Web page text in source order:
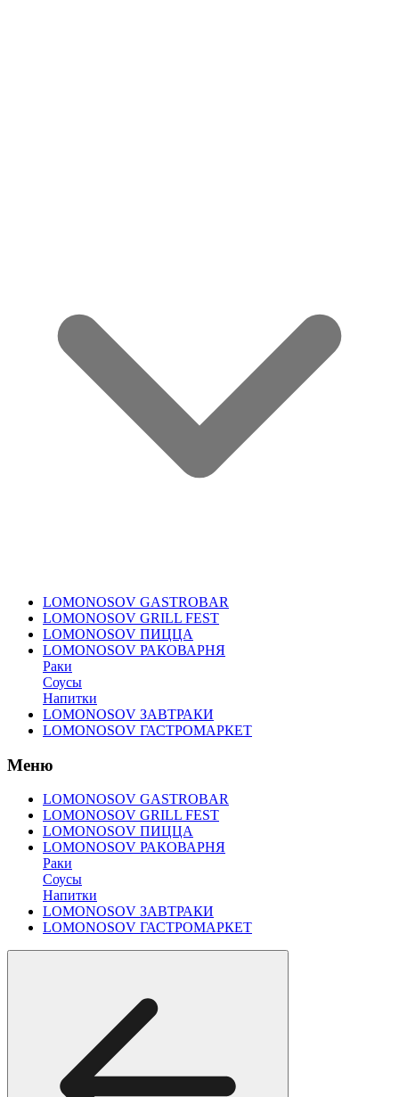
LOMONOSOV GASTROBAR
LOMONOSOV GRILL FEST
LOMONOSOV ПИЦЦА
LOMONOSOV РАКОВАРНЯ
Раки
Соусы
Напитки
LOMONOSOV ЗАВТРАКИ
LOMONOSOV ГАСТРОМАРКЕТ
Меню
LOMONOSOV GASTROBAR
LOMONOSOV GRILL FEST
LOMONOSOV ПИЦЦА
LOMONOSOV РАКОВАРНЯ
Раки
Соусы
Напитки
LOMONOSOV ЗАВТРАКИ
LOMONOSOV ГАСТРОМАРКЕТ